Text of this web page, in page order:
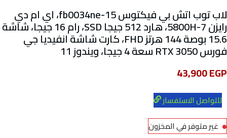
لاب توب اتش بي فيكتوس 15-fb0034ne، اي ام دي
رايزن 7-5800H، هارد 512 جيجا SSD، رام 16 جيجا، شاشة
15.6 بوصة 144 هرتز FHD، كارت شاشة انفيديا جي
فورس RTX 3050 سعة 4 جيجا، ويندوز 11
43,900EGP
للتواصل الاستفسار
غير متوفر في المخزون